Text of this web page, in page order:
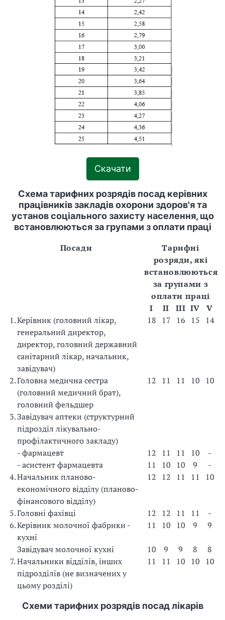
Скачати
Схема тарифних розрядів посад керівних
працівників закладів охорони здоров'я та
установ соціального захисту населення, що
встановлюються за групами з оплати праці
Посади
Тарифні
розряди, які
встановлюються
за групами з
оплати праці
I
II III IV
V
1.Керівник (головний лікар,
генеральний директор,
директор, головний державний
санітарний лікар, начальник,
завідувач)
18 17 16 15 14
2.Головна медична сестра
(головний медичний брат),
головний фельдшер
12 11 11 10 10
3.Завідувач аптеки (структурний
підрозділ лікувально-
профілактичного закладу)
- фармацевт
12 11 11 10
-
- асистент фармацевта
11 10 10 9
-
4.Начальник планово-
економічного відділу (планово-
фінансового відділу)
12 12 11 11 10
5.Головні фахівці 12 12 11 11
-
6.Керівник молочної фабрики -
кухні
11 10 10 9 9
Завідувач молочної кухні 10 9 9 8
8
7.Начальники відділів, інших
підрозділів (не визначених у
цьому розділі)
11 11 10 10 10
Схеми тарифних розрядів посад лікарів